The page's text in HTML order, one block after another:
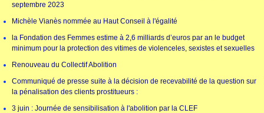
septembre 2023
Michèle Vianès nommée au Haut Conseil à l'égalité
la Fondation des Femmes estime à 2,6 milliards d’euros par an le budget
minimum pour la protection des vitimes de violenceles, sexistes et sexuelles
Renouveau du Collectif Abolition
Communiqué de presse suite à la décision de recevabilité de la question sur
la pénalisation des clients prostitueurs :
3 juin : Journée de sensibilisation à l'abolition par la CLEF